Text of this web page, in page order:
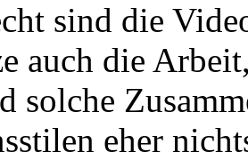
sind die
auch die
solche
eher